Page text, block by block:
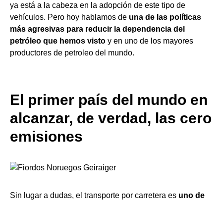
ya está a la cabeza en la adopción de este tipo de
vehículos. Pero hoy hablamos de una de las políticas
más agresivas para reducir la dependencia del
petróleo que hemos visto y en uno de los mayores
productores de petroleo del mundo.
El primer país del mundo en
alcanzar, de verdad, las cero
emisiones
Sin lugar a dudas, el transporte por carretera es uno de